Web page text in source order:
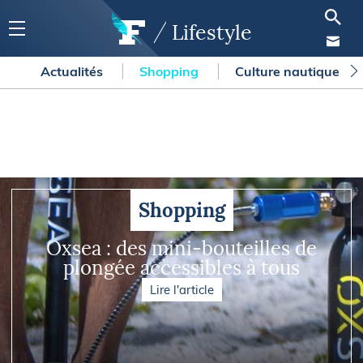
Lifestyle
Actualités Shopping Culture nautique
Shopping
Oxsea : des mini-bouteilles de
plongée accessibles à tous
Lire l'article